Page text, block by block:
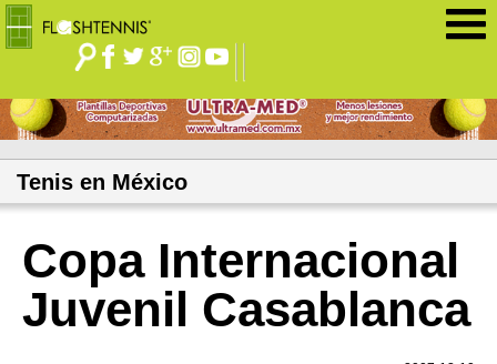
Tenis en México
Copa Internacional
Juvenil Casablanca